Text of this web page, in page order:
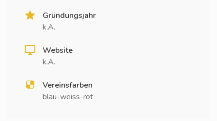
Gründungsjahr
k.A.
Website
k.A.
Vereinsfarben
blau-weiss-rot